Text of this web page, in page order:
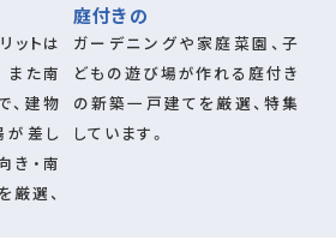
ットは
また南
、建物
が差し
き・南
選、
庭付きの
ガーデニングや家庭菜園、子
どもの遊び場が作れる庭付き
の新築一戸建てを厳選、特集
しています。